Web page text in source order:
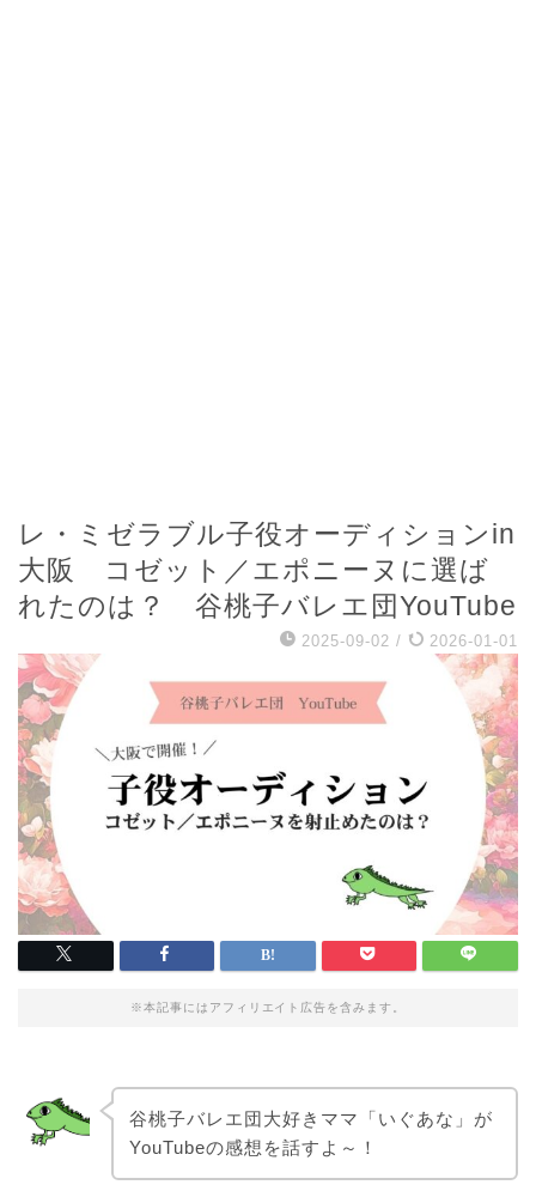
レ・ミゼラブル子役オーディションin
大阪 コゼット／エポニーヌに選ば
れたのは？ 谷桃子バレエ団YouTube
2025-09-02 / 2026-01-01
※本記事にはアフィリエイト広告を含みます。
谷桃子バレエ団大好きママ「いぐあな」が
YouTubeの感想を話すよ～！